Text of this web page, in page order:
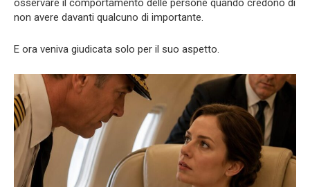
osservare il comportamento delle persone quando credono di
non avere davanti qualcuno di importante.
E ora veniva giudicata solo per il suo aspetto.